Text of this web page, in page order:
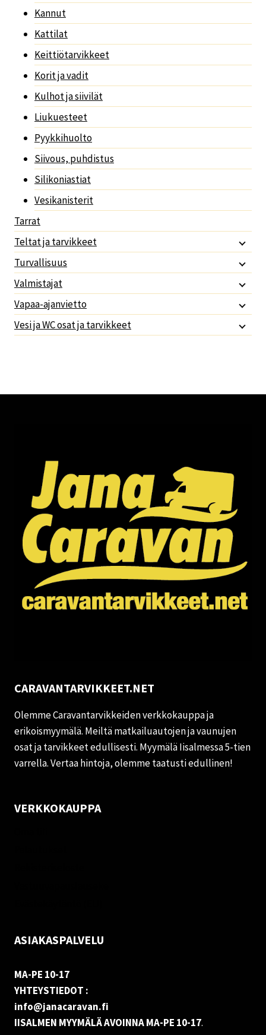
Kannut
Kattilat
Keittiötarvikkeet
Korit ja vadit
Kulhot ja siivilät
Liukuesteet
Pyykkihuolto
Siivous, puhdistus
Silikoniastiat
Vesikanisterit
Tarrat
Teltat ja tarvikkeet
Turvallisuus
Valmistajat
Vapaa-ajanvietto
Vesi ja WC osat ja tarvikkeet
CARAVANTARVIKKEET.NET
Olemme Caravantarvikkeiden verkkokauppa ja
erikoismyymälä. Meiltä matkailuautojen ja vaunujen
osat ja tarvikkeet edullisesti. Myymälä Iisalmessa 5-tien
varrella. Vertaa hintoja, olemme taatusti edullinen!
VERKKOKAUPPA
ASIAKASPALVELU
MA-PE 10-17
YHTEYSTIEDOT :
info@janacaravan.fi
IISALMEN MYYMÄLÄ AVOINNA MA-PE 10-17.